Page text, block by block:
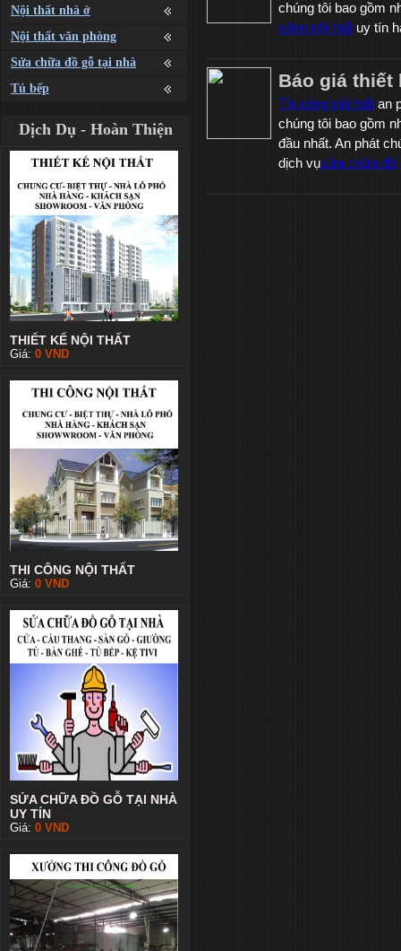
Nội thất nhà ở
Nội thất văn phòng
Sửa chữa đồ gỗ tại nhà
Tủ bếp
Dịch Dụ - Hoàn Thiện
THIẾT KẾ NỘI THẤT
Giá: 0 VND
THI CÔNG NỘI THẤT
Giá: 0 VND
SỬA CHỮA ĐỒ GỖ TẠI NHÀ
UY TÍN
Giá: 0 VND
chúng tôi bao gồm
công nội thất uy tín
Báo giá thiết
Thi công nội thất an
chúng tôi bao gồm
đầu nhất. An phát
dịch vụsửa chữa đồ